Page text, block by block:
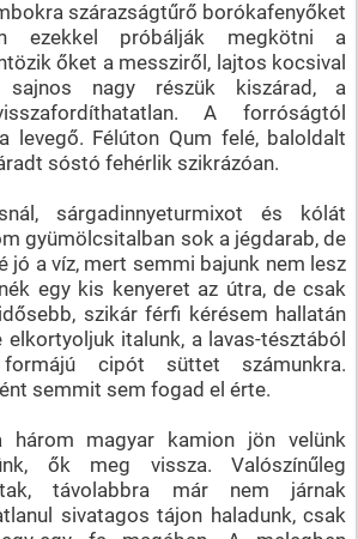
szárazságtűrő borókafenyőket
ezekkel próbálják megkötni a
őket a messziről, lajtos kocsival
sajnos nagy részük kiszárad, a
A forróságtól
levegő. Félúton Qum felé, baloldalt
sóstó fehérlik szikrázóan.
sárgadinnyeturmixot és kólát
gyümölcsitalban sok a jégdarab, de
jó a víz, mert semmi bajunk nem lesz
egy kis kenyeret az útra, de csak
szikár férfi kérésem hallatán
italunk, a lavas-tésztából
cipót süttet számunkra.
semmit sem fogad el érte.
három magyar kamion jön velünk
ők meg vissza. Valószínűleg
távolabbra már nem járnak
sivatagos tájon haladunk, csak